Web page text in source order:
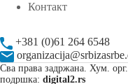
Контакт
+381 (0)61 264 6548
Сва права задржана. Хум.
подршка: digital2.rs